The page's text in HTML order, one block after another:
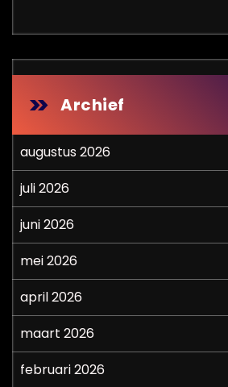
Archief
augustus 2026
juli 2026
juni 2026
mei 2026
april 2026
maart 2026
februari 2026